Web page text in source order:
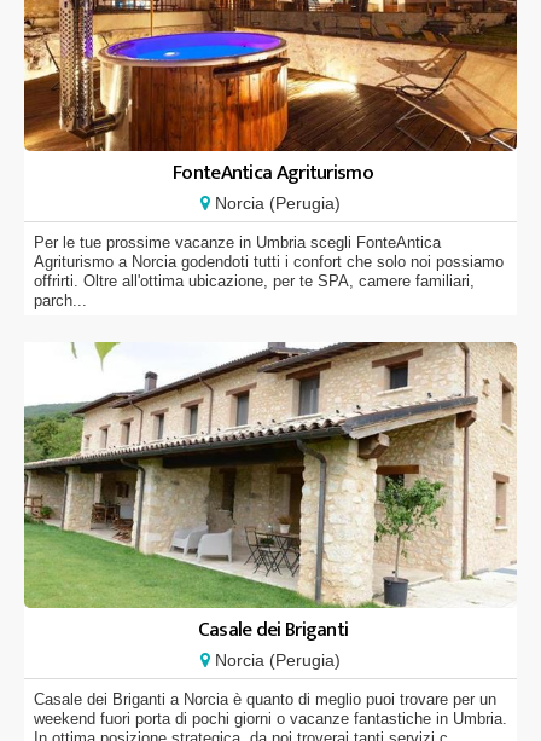
FonteAntica Agriturismo
Norcia (Perugia)
Per le tue prossime vacanze in Umbria scegli FonteAntica
Agriturismo a Norcia godendoti tutti i confort che solo noi possiamo
offrirti. Oltre all'ottima ubicazione, per te SPA, camere familiari,
parch...
Casale dei Briganti
Norcia (Perugia)
Casale dei Briganti a Norcia è quanto di meglio puoi trovare per un
weekend fuori porta di pochi giorni o vacanze fantastiche in Umbria.